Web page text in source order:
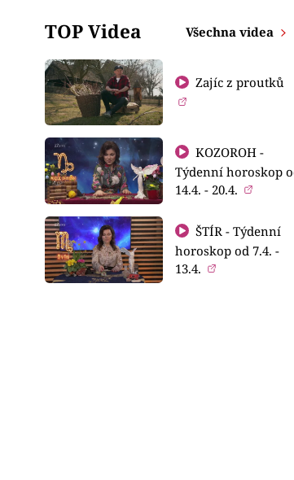
TOP Videa Všechna videa
Zajíc z proutků
KOZOROH -
Týdenní horoskop
14.4. - 20.4.
ŠTÍR - Týdenní
horoskop od 7.4. -
13.4.